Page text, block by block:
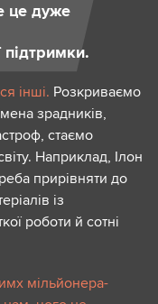
це дуже
інші. Розкриваємо
зрадників,
стаємо
Наприклад, Ілон
прирівняти до
із
роботи й сотні
мільйонера-